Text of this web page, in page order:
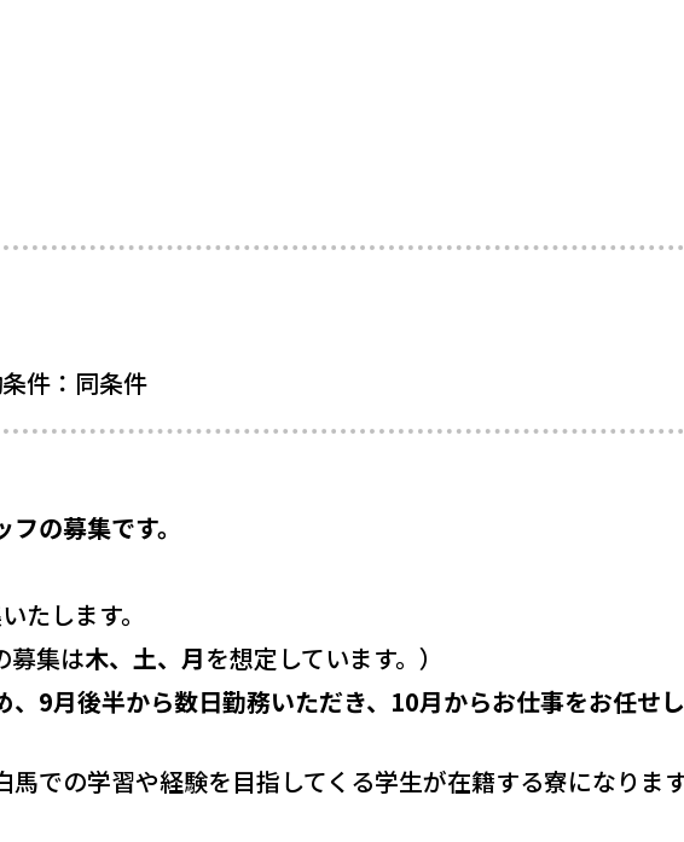
件：同条件
の募集です。
たします。
募集は木、土、月を想定しています。）
9月後半から数日勤務いただき、10月からお仕事をお任せし
での学習や経験を目指してくる学生が在籍する寮になります